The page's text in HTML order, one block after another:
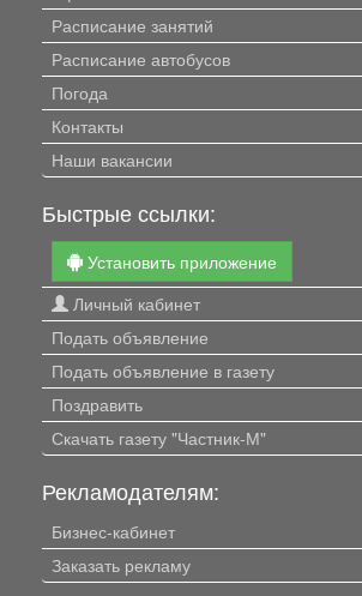
Расписание занятий
Расписание автобусов
Погода
Контакты
Наши вакансии
Быстрые ссылки:
Установить приложение
Личный кабинет
Подать объявление
Подать объявление в газету
Поздравить
Скачать газету "Частник-М"
Рекламодателям:
Бизнес-кабинет
Заказать рекламу